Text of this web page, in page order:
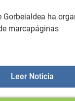
Gorbeialdea ha
marcapáginas
Leer NoticiaXX.